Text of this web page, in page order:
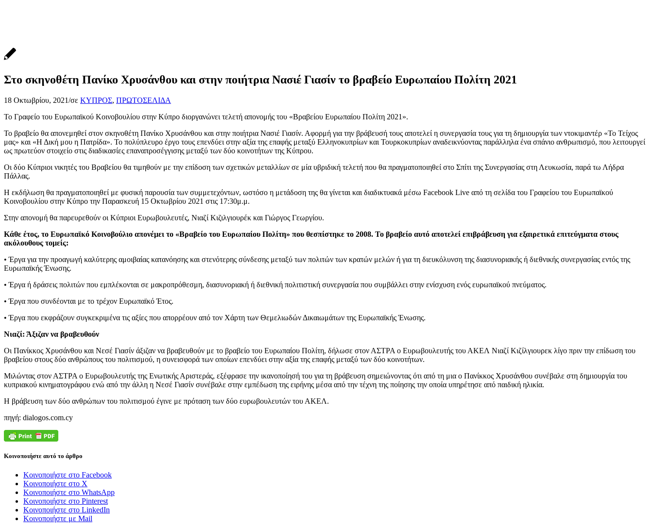
Στο σκηνοθέτη Πανίκο Χρυσάνθου και στην ποιήτρια Νασιέ Γιασίν το βραβείο Ευρωπαίου Πολίτη 2021
18 Οκτωβρίου, 2021/σε ΚΥΠΡΟΣ, ΠΡΩΤΟΣΕΛΙΔΑ
Το Γραφείο του Ευρωπαϊκού Κοινοβουλίου στην Κύπρο διοργανώνει τελετή απονομής του «Βραβείου Ευρωπαίου Πολίτη 2021».
Το βραβείο θα απονεμηθεί στον σκηνοθέτη Πανίκο Χρυσάνθου και στην ποιήτρια Νασιέ Γιασίν. Αφορμή για την βράβευσή τους αποτελεί η συνεργασία τους για τη δημιουργία των ντοκιμαντέρ «To Τείχος
μας» και «Η Δική μου η Πατρίδα». Το πολύπλευρο έργο τους επενδύει στην αξία της επαφής μεταξύ Ελληνοκυπρίων και Τουρκοκυπρίων αναδεικνύοντας παράλληλα ένα σπάνιο ανθρωπισμό, που λειτουργεί
ως πρωτεύον στοιχείο στις διαδικασίες επαναπροσέγγισης μεταξύ των δύο κοινοτήτων της Κύπρου.
Οι δύο Κύπριοι νικητές του Βραβείου θα τιμηθούν με την επίδοση των σχετικών μεταλλίων σε μία υβριδική τελετή που θα πραγματοποιηθεί στο Σπίτι της Συνεργασίας στη Λευκωσία, παρά τω Λήδρα
Πάλλας.
Η εκδήλωση θα πραγματοποιηθεί με φυσική παρουσία των συμμετεχόντων, ωστόσο η μετάδοση της θα γίνεται και διαδικτυακά μέσω Facebook Live από τη σελίδα του Γραφείου του Ευρωπαϊκού
Κοινοβουλίου στην Κύπρο την Παρασκευή 15 Οκτωβρίου 2021 στις 17:30μ.μ.
Στην απονομή θα παρευρεθούν οι Κύπριοι Ευρωβουλευτές, Νιαζί Κιζιλγιουρέκ και Γιώργος Γεωργίου.
Κάθε έτος, το Ευρωπαϊκό Κοινοβούλιο απονέμει το «Βραβείο του Ευρωπαίου Πολίτη» που θεσπίστηκε το 2008. Το βραβείο αυτό αποτελεί επιβράβευση για εξαιρετικά επιτεύγματα στους
ακόλουθους τομείς:
• Έργα για την προαγωγή καλύτερης αμοιβαίας κατανόησης και στενότερης σύνδεσης μεταξύ των πολιτών των κρατών μελών ή για τη διευκόλυνση της διασυνοριακής ή διεθνικής συνεργασίας εντός της
Ευρωπαϊκής Ένωσης.
• Έργα ή δράσεις πολιτών που εμπλέκονται σε μακροπρόθεσμη, διασυνοριακή ή διεθνική πολιτιστική συνεργασία που συμβάλλει στην ενίσχυση ενός ευρωπαϊκού πνεύματος.
• Έργα που συνδέονται με το τρέχον Ευρωπαϊκό Έτος.
• Έργα που εκφράζουν συγκεκριμένα τις αξίες που απορρέουν από τον Χάρτη των Θεμελιωδών Δικαιωμάτων της Ευρωπαϊκής Ένωσης.
Νιαζί: Άξιζαν να βραβευθούν
Οι Πανίκκος Χρυσάνθου και Νεσέ Γιασίν άξιζαν να βραβευθούν με το βραβείο του Ευρωπαίου Πολίτη, δήλωσε στον ΑΣΤΡΑ ο Ευρωβουλευτής του ΑΚΕΛ Νιαζί Κιζίλγιουρεκ λίγο πριν την επίδωση του
βραβείου στους δύο ανθρώπους του πολιτισμού, η συνεισφορά των οποίων επενδύει στην αξία της επαφής μεταξύ των δύο κοινοτήτων.
Μιλώντας στον ΑΣΤΡΑ ο Ευρωβουλευτής της Ενωτικής Αριστεράς, εξέφρασε την ικανοποίησή του για τη βράβευση σημειώνοντας ότι από τη μια ο Πανίκκος Χρυσάνθου συνέβαλε στη δημιουργία του
κυπριακού κινηματογράφου ενώ από την άλλη η Νεσέ Γιασίν συνέβαλε στην εμπέδωση της ειρήνης μέσα από την τέχνη της ποίησης την οποία υπηρέτησε από παιδική ηλικία.
Η βράβευση των δύο ανθρώπων του πολιτισμού έγινε με πρόταση των δύο ευρωβουλευτών του ΑΚΕΛ.
πηγή: dialogos.com.cy
Κοινοποιήστε αυτό το άρθρο
Κοινοποιήστε στο Facebook
Κοινοποιήστε στο X
Κοινοποιήστε στο WhatsApp
Κοινοποιήστε στο Pinterest
Κοινοποιήστε στο LinkedIn
Κοινοποιήστε με Mail